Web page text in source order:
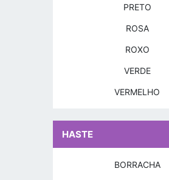
PRETO
ROSA
ROXO
VERDE
VERMELHO
HASTE
BORRACHA